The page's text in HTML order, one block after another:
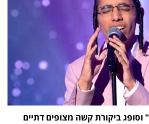
וסופג ביקורת קשה מצופים דתיים